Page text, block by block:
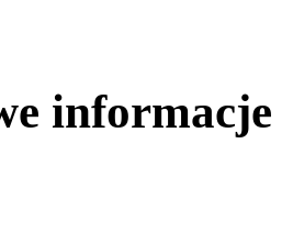
informacje